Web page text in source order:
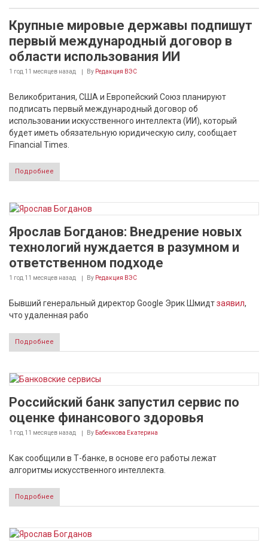
Крупные мировые державы подпишут
первый международный договор в
области использования ИИ
1 год 11 месяцев назад By Редакция ВЭС
Великобритания, США и Европейский Союз планируют
подписать первый международный договор об
использовании искусственного интеллекта (ИИ), который
будет иметь обязательную юридическую силу, сообщает
Financial Times.
Подробнее
Ярослав Богданов: Внедрение новых
технологий нуждается в разумном и
ответственном подходе
1 год 11 месяцев назад By Редакция ВЭС
Бывший генеральный директор Google Эрик Шмидтзаявил,
что удаленная рабо
Подробнее
Российский банк запустил сервис по
оценке финансового здоровья
1 год 11 месяцев назад By Бабенкова Екатерина
Как сообщили в Т-банке, в основе его работы лежат
алгоритмы искусственного интеллекта.
Подробнее